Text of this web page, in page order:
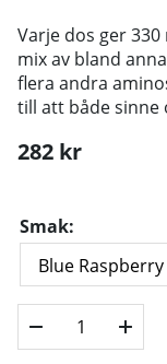
Varje dos ger
mix av bland
flera andra
till att både sinne
282 kr
Smak: